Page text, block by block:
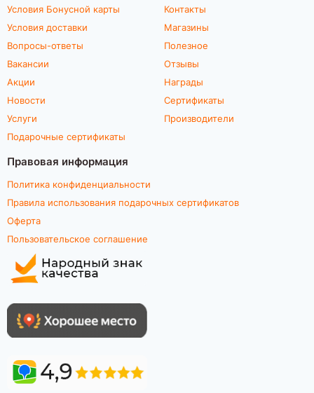
Условия Бонусной карты
Условия доставки
Вопросы-ответы
Вакансии
Акции
Новости
Услуги
Подарочные сертификаты
Контакты
Магазины
Полезное
Отзывы
Награды
Сертификаты
Производители
Правовая информация
Политика конфиденциальности
Правила использования подарочных сертификатов
Оферта
Пользовательское соглашение